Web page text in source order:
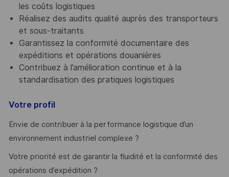
les coûts logistiques
Réalisez des audits qualité auprès des transporteurs
et sous-traitants
Garantissez la conformité documentaire des
expéditions et opérations douanières
Contribuez à l’amélioration continue et à la
standardisation des pratiques logistiques
Votre profil
Envie de contribuer à la performance logistique d’un
environnement industriel complexe ?
Votre priorité est de garantir la fluidité et la conformité des
opérations d’expédition ?